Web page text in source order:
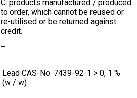
C: products manufactured / produced
to order, which cannot be reused or
re-utilised or be returned against
credit.
–
Lead CAS-No. 7439-92-1 > 0, 1 %
(w / w)